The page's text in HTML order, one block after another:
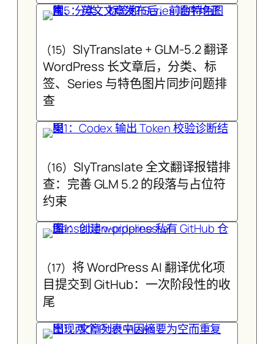
(15) SlyTranslate + GLM-5.2 翻译
WordPress 长文章后，分类、标
签、Series 与特色图片同步问题排
查
(16) SlyTranslate 全文翻译报错排
查：完善 GLM 5.2 的段落与占位符
约束
(17) 将 WordPress AI 翻译优化项
目提交到 GitHub：一次阶段性的收
尾